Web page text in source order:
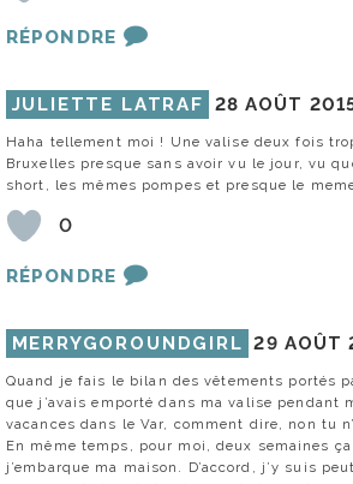
RÉPONDRE
JULIETTE LATRAF 28 AOÛT
Haha tellement moi ! Une valise deux fois
Bruxelles presque sans avoir vu le jour, vu
short, les mêmes pompes et presque le
0
RÉPONDRE
MERRYGOROUNDGIRL 29
Quand je fais le bilan des vêtements portés
que j’avais emporté dans ma valise pendant
vacances dans le Var, comment dire, non tu
En même temps, pour moi, deux semaines
j’embarque ma maison. D’accord, j’y suis